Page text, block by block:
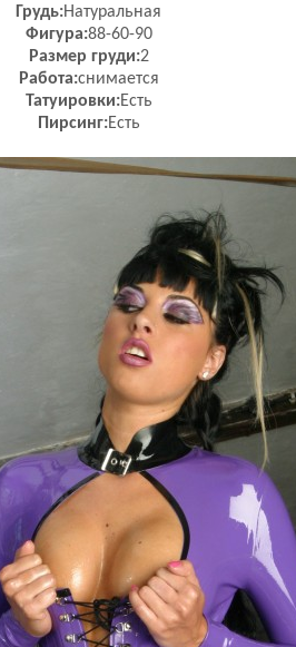
Грудь:Натуральная
Фигура:88-60-90
Размер груди:2
Работа:снимается
Татуировки:Есть
Пирсинг:Есть